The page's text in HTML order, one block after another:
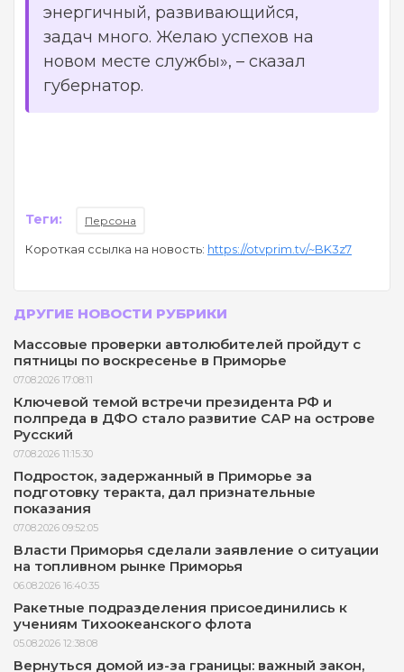
энергичный, развивающийся,
задач много. Желаю успехов на
новом месте службы», – сказал
губернатор.
Теги: Персона
Короткая ссылка на новость: https://otvprim.tv/~BK3z7
ДРУГИЕ НОВОСТИ РУБРИКИ
Массовые проверки автолюбителей пройдут с
пятницы по воскресенье в Приморье
07.08.2026 17:08:11
Ключевой темой встречи президента РФ и
полпреда в ДФО стало развитие САР на острове
Русский
07.08.2026 11:15:30
Подросток, задержанный в Приморье за
подготовку теракта, дал признательные
показания
07.08.2026 09:52:05
Власти Приморья сделали заявление о ситуации
на топливном рынке Приморья
06.08.2026 16:40:35
Ракетные подразделения присоединились к
учениям Тихоокеанского флота
05.08.2026 12:38:08
Вернуться домой из-за границы: важный закон,